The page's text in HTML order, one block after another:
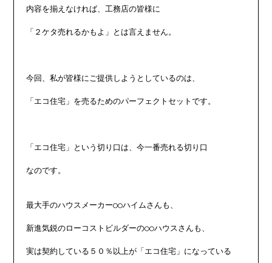
内容を揃えなければ、工務店の皆様に
「２ケタ売れるかもよ」とは言えません。
今回、私が皆様にご提供しようとしているのは、
「エコ住宅」を売るためのパーフェクトセットです。
「エコ住宅」という切り口は、今一番売れる切り口
なのです。
最大手のハウスメーカー○○ハイムさんも、
新進気鋭のローコストビルダーの○○ハウスさんも、
実は契約している５０％以上が「エコ住宅」になっている